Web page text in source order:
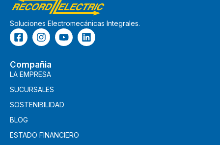
Soluciones Electromecánicas Integrales.
Compañia
LA EMPRESA
SUCURSALES
SOSTENIBILIDAD
BLOG
ESTADO FINANCIERO